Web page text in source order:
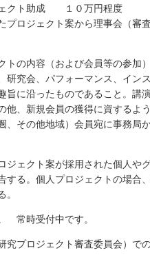
クト助成 １０万円程度
ロジェクト案から理事会（審
の内容（および会員等の参加）
研究会、パフォーマンス、イン
旨に沿ったものであること。講
他、新規会員の獲得に資するよ
、その他地域）会員宛に事務局
クト案が採用された個人やグ
する。個人プロジェクトの場合
常時受付中です。
プロジェクト審査委員会）で